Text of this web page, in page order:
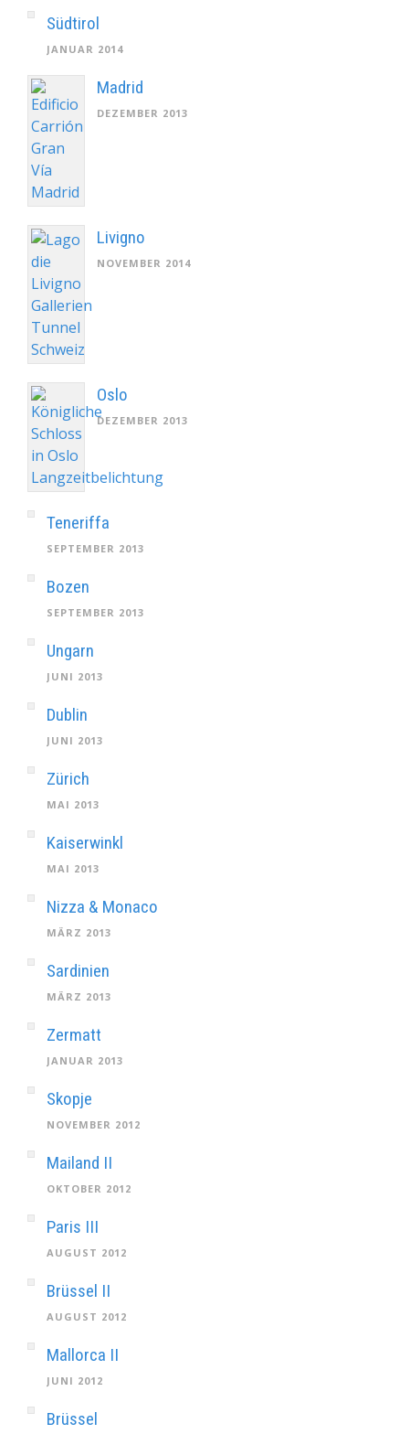
Südtirol
JANUAR 2014
Madrid
DEZEMBER 2013
Livigno
NOVEMBER 2014
Oslo
DEZEMBER 2013
Teneriffa
SEPTEMBER 2013
Bozen
SEPTEMBER 2013
Ungarn
JUNI 2013
Dublin
JUNI 2013
Zürich
MAI 2013
Kaiserwinkl
MAI 2013
Nizza & Monaco
MÄRZ 2013
Sardinien
MÄRZ 2013
Zermatt
JANUAR 2013
Skopje
NOVEMBER 2012
Mailand II
OKTOBER 2012
Paris III
AUGUST 2012
Brüssel II
AUGUST 2012
Mallorca II
JUNI 2012
Brüssel